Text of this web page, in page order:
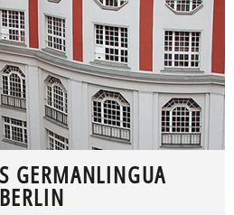
GERMANLINGUA
BERLIN